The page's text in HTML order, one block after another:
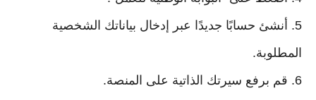
5. أنشئ حسابًا جديدًا عبر إدخال بياناتك الشخصية
المطلوبة.
6. قم برفع سيرتك الذاتية على المنصة.